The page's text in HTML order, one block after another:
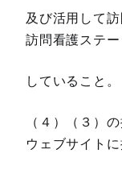
及び活用して
訪問看護ステ
していること。
（４）（３）
ウェブサイト